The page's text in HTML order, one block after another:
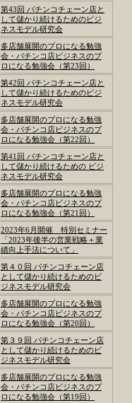
第43回 パチンコチェーン店と
して儲かり続けるためのビジ
ネスモデル研究会
多店舗展開のプロになる勉強
会・パチンコ店ビジネスのプ
ロになる勉強会（第23回）
第42回 パチンコチェーン店と
して儲かり続けるためのビジ
ネスモデル研究会
多店舗展開のプロになる勉強
会・パチンコ店ビジネスのプ
ロになる勉強会（第22回）
第41回 パチンコチェーン店と
して儲かり続けるための ビジ
ネスモデル研究会
多店舗展開のプロになる勉強
会・パチンコ店ビジネスのプ
ロになる勉強会（第21回）
2023年6月開催 特別セミナー
「2023年後半の営業戦略＋業
績向上手法について」
第４０回 パチンコチェーン店
として儲かり続けるためのビ
ジネスモデル研究会
多店舗展開のプロになる勉強
会・パチンコ店ビジネスのプ
ロになる勉強会（第20回）
第３９回 パチンコチェーン店
として儲かり続けるためのビ
ジネスモデル研究会
多店舗展開のプロになる勉強
会・パチンコ店ビジネスのプ
ロになる勉強会（第19回）